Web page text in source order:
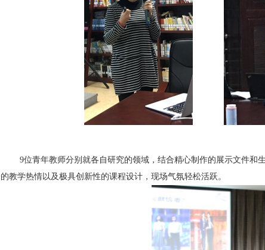
9位青年教师分别就各自研究的领域，结合精心制作的展示文件和
的教学热情以及极具创新性的课程设计，现场气氛轻松活跃。